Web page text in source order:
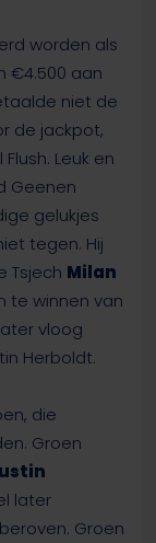
worden als
€4.500 aan
niet de
de jackpot,
Leuk en
Geenen
gelukjes
tegen. Hij
Tsjech Milan
te winnen van
vloog
Herboldt.
die
Groen
later
Groen